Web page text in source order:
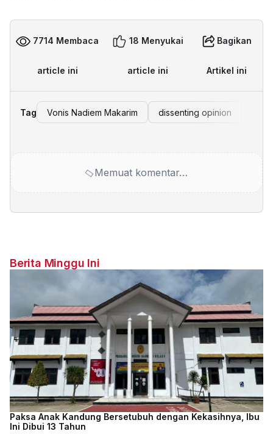
7714 Membaca
article ini
18 Menyukai
article ini
Bagikan
Artikel ini
Tag Vonis Nadiem Makarim dissenting opinion
Memuat komentar…
Berita Minggu Ini
Paksa Anak Kandung Bersetubuh dengan Kekasihnya, Ibu
Ini Dibui 13 Tahun